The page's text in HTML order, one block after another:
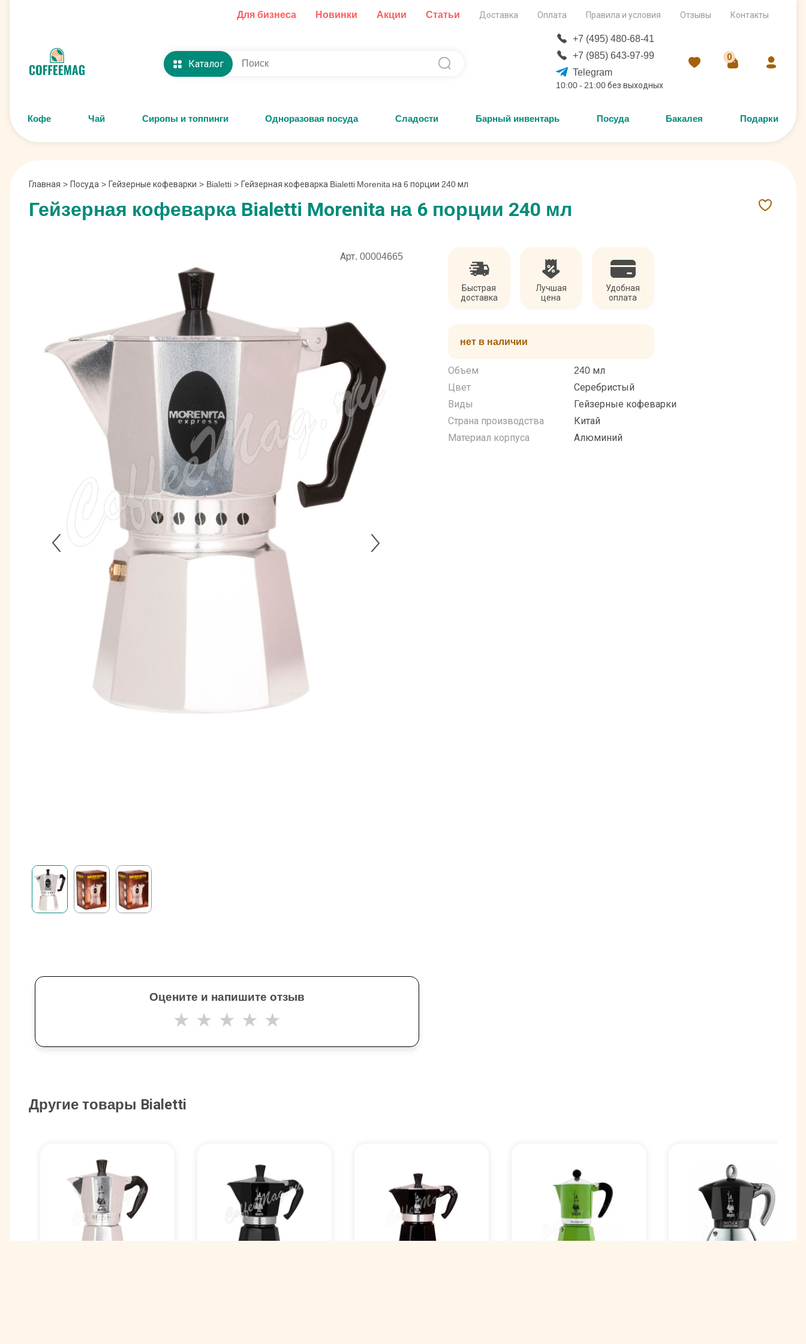
Для бизнеса Новинки Акции Статьи Доставка Оплата Правила и условия Отзывы Контакты
Каталог
+7 (495) 480-68-41
+7 (985) 643-97-99
Telegram
10:00 - 21:00 без выходных
0
Кофе Чай Сиропы и топпинги Одноразовая посуда Сладости Барный инвентарь Посуда Бакалея Подарки
Главная > Посуда > Гейзерные кофеварки > Bialetti > Гейзерная кофеварка Bialetti Morenita на 6 порции 240 мл
Гейзерная кофеварка Bialetti Morenita на 6 порции 240 мл
Арт. 00004665
Быстрая
доставка
Лучшая
цена
Удобная
оплата
нет в наличии
Объем
240 мл
Цвет
Серебристый
Виды
Гейзерные кофеварки
Страна производства
Китай
Материал корпуса
Алюминий
Оцените и напишите отзыв
★ ★ ★ ★ ★
Другие товары Bialetti